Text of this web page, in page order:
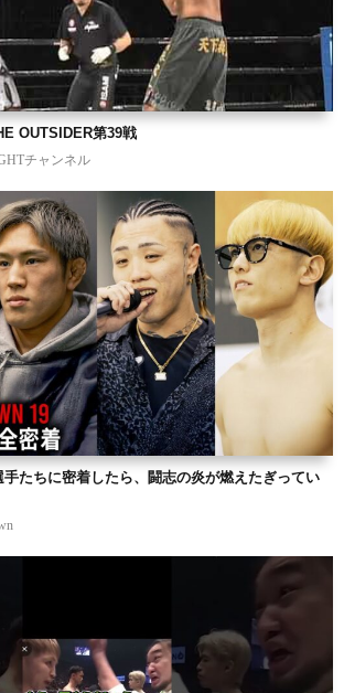
OUTSIDER第39戦
チャンネル
手たちに密着したら、闘志の炎が燃えたぎってい